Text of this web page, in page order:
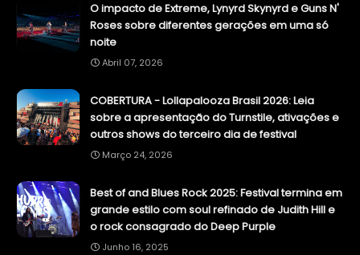
O impacto de Extreme, Lynyrd Skynyrd e Guns N'
Roses sobre diferentes gerações em uma só
noite
Abril 07, 2026
COBERTURA - Lollapalooza Brasil 2026: Leia
sobre a apresentação do Turnstile, ativações e
outros shows do terceiro dia de festival
Março 24, 2026
Best of and Blues Rock 2025: Festival termina em
grande estilo com soul refinado de Judith Hill e
o rock consagrado do Deep Purple
Junho 16, 2025